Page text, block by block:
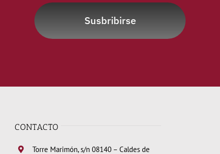
Susbribirse
CONTACTO
Torre Marimón, s/n 08140 – Caldes de